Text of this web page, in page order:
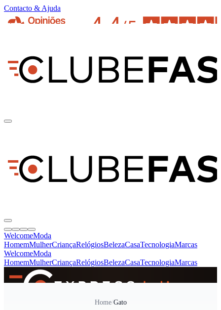
Contacto & Ajuda
WelcomeModa
HomemMulherCriançaRelógiosBelezaCasaTecnologiaMarcas
WelcomeModa
HomemMulherCriançaRelógiosBelezaCasaTecnologiaMarcas
Home/Gato